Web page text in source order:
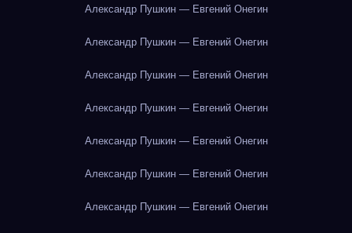
Александр Пушкин — Евгений Онегин
Александр Пушкин — Евгений Онегин
Александр Пушкин — Евгений Онегин
Александр Пушкин — Евгений Онегин
Александр Пушкин — Евгений Онегин
Александр Пушкин — Евгений Онегин
Александр Пушкин — Евгений Онегин